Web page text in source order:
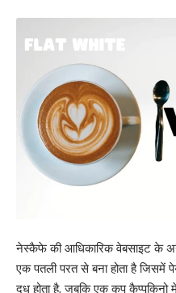
नेस्कैफे की आधिकारिक वेबसाइट के
एक पतली परत से बना होता है
दूध होता है, जबकि एक कप कैप्पुकिनो